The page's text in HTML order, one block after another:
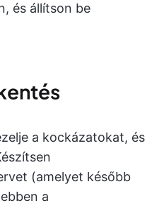
és állítson be
a kockázatokat, és
(amelyet később
a